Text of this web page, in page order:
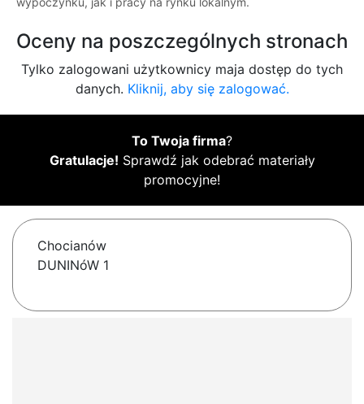
Oceny na poszczególnych stronach
Tylko zalogowani użytkownicy maja dostęp do tych
danych. Kliknij, aby się zalogować.
To Twoja firma?
Gratulacje! Sprawdź jak odebrać materiały
promocyjne!
Chocianów
DUNINóW 1